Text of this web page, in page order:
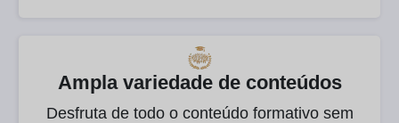
Ampla variedade de conteúdos
Desfruta de todo o conteúdo formativo sem